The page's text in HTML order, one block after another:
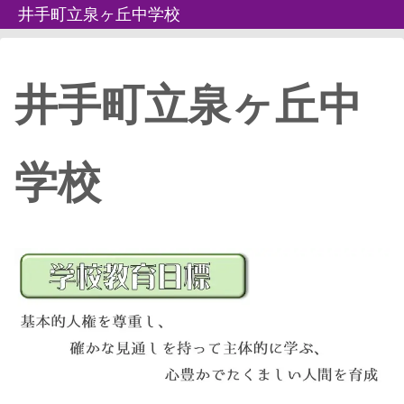
井手町立泉ヶ丘中学校
井手町立泉ヶ丘中
学校